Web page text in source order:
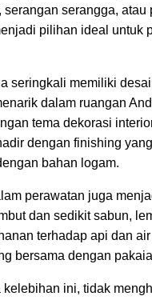
serangan serangga,
pilihan ideal untuk
seringkali memiliki
dalam ruangan
tema dekorasi
dengan finishing
bahan logam.
perawatan juga
dan sedikit sabun,
terhadap api dan
bersama dengan
kelebihan ini, tidak